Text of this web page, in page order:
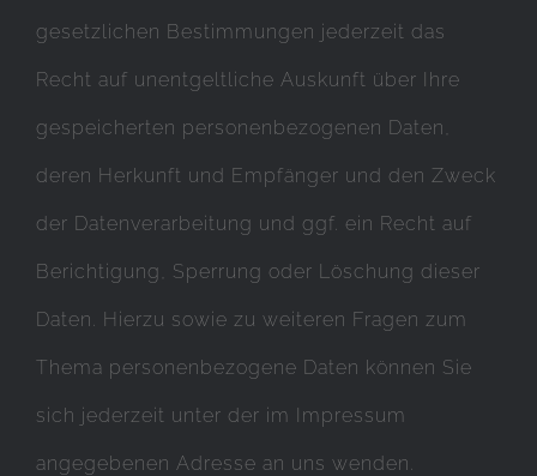
gesetzlichen Bestimmungen jederzeit das
Recht auf unentgeltliche Auskunft über Ihre
gespeicherten personenbezogenen Daten,
deren Herkunft und Empfänger und den Zweck
der Datenverarbeitung und ggf. ein Recht auf
Berichtigung, Sperrung oder Löschung dieser
Daten. Hierzu sowie zu weiteren Fragen zum
Thema personenbezogene Daten können Sie
sich jederzeit unter der im Impressum
angegebenen Adresse an uns wenden.